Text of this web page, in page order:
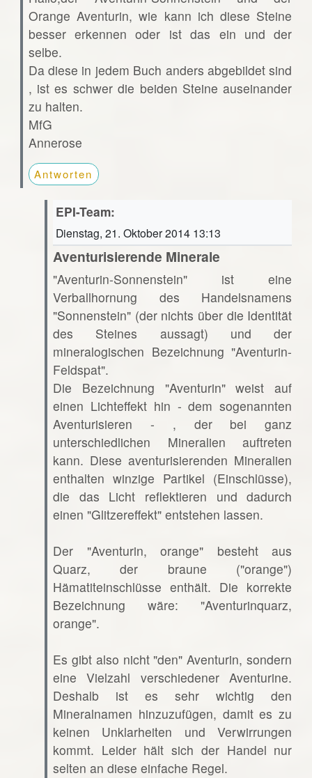
Orange Aventurin, wie kann ich diese Steine
besser erkennen oder ist das ein und der
selbe.
Da diese in jedem Buch anders abgebildet sind
, ist es schwer die beiden Steine auseinander
zu halten.
MfG
Annerose
Antworten
EPI-Team:
Dienstag, 21. Oktober 2014 13:13
Aventurisierende Minerale
"Aventurin-Sonnenstein" ist eine
Verballhornung des Handelsnamens
"Sonnenstein" (der nichts über die Identität
des Steines aussagt) und der
mineralogischen Bezeichnung "Aventurin-
Feldspat".
Die Bezeichnung "Aventurin" weist auf
einen Lichteffekt hin - dem sogenannten
Aventurisieren - , der bei ganz
unterschiedlichen Mineralien auftreten
kann. Diese aventurisierenden Mineralien
enthalten winzige Partikel (Einschlüsse),
die das Licht reflektieren und dadurch
einen "Glitzereffekt" entstehen lassen.
Der "Aventurin, orange" besteht aus
Quarz, der braune ("orange")
Hämatiteinschlüsse enthält. Die korrekte
Bezeichnung wäre: "Aventurinquarz,
orange".
Es gibt also nicht "den" Aventurin, sondern
eine Vielzahl verschiedener Aventurine.
Deshalb ist es sehr wichtig den
Mineralnamen hinzuzufügen, damit es zu
keinen Unklarheiten und Verwirrungen
kommt. Leider hält sich der Handel nur
selten an diese einfache Regel.